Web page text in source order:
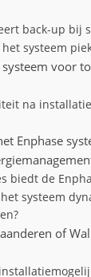
back-up bij
systeem
voor
na
Enphase
biedt de
systeem
of